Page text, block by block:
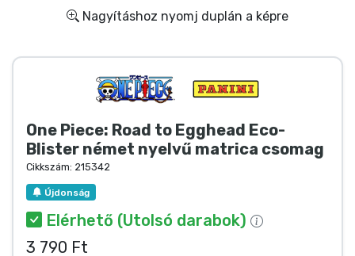
Nagyításhoz nyomj duplán a képre
One Piece: Road to Egghead Eco-
Blister német nyelvű matrica csomag
Cikkszám: 215342
Újdonság
Elérhető (Utolsó darabok)
3 790 Ft
Animés cuccok
Gamer cuccok
Sportos cuccok
Zenés cuccok